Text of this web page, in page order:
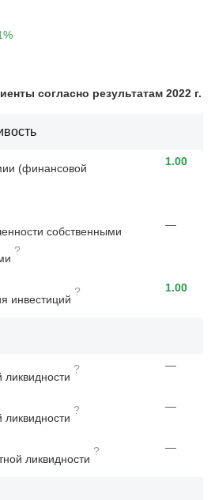
согласно результатам 2022 г.
(финансовой
1.00
собственными
?
—
инвестиций
? 1.00
? —
? —
ликвидности
? —